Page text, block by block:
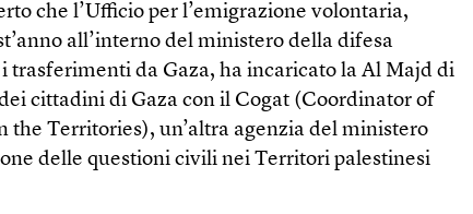
che l’Ufficio per l’emigrazione volontaria,
all’interno del ministero della difesa
trasferimenti da Gaza, ha incaricato la Al Majd di
cittadini di Gaza con il Cogat (Coordinator of
the Territories), un’altra agenzia del ministero
delle questioni civili nei Territori palestinesi